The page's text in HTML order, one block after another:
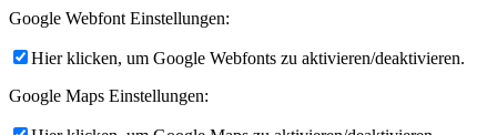
Google Webfont Einstellungen:
Hier klicken, um Google Webfonts zu aktivieren/deaktivieren.
Google Maps Einstellungen: